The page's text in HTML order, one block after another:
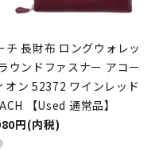
チ 長財布 ロングウォレッ
ウンドファスナー アコー
オン 52372 ワインレッド
【Used 通常品】
円(内税)